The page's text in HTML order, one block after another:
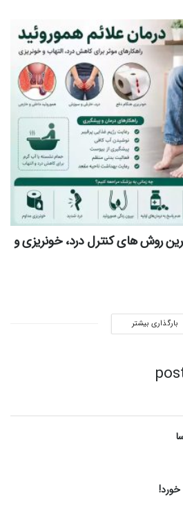
روش های کنترل درد، خونریزی و
بارگذاری بیشتر